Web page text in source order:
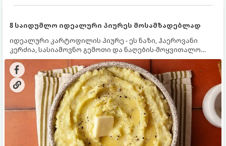
8 საიდუმლო იდეალური პიურეს მოსამზადებლად
იდეალური კარტოფილის პიურე - ეს ნაზი, ჰაეროვანი
კერძია, სასიამოვნო გემოთი და ნაღების-მოყვითალო
ფერით. მისი მომზადება ძალიან მარტივია, მაგრამ
არსებობს რამდენიმე საიდუმლო, რომლებიც უნდა
იცოდეთ, რომ პიურე იდეალურად გემრიელი გამოვიდეს.